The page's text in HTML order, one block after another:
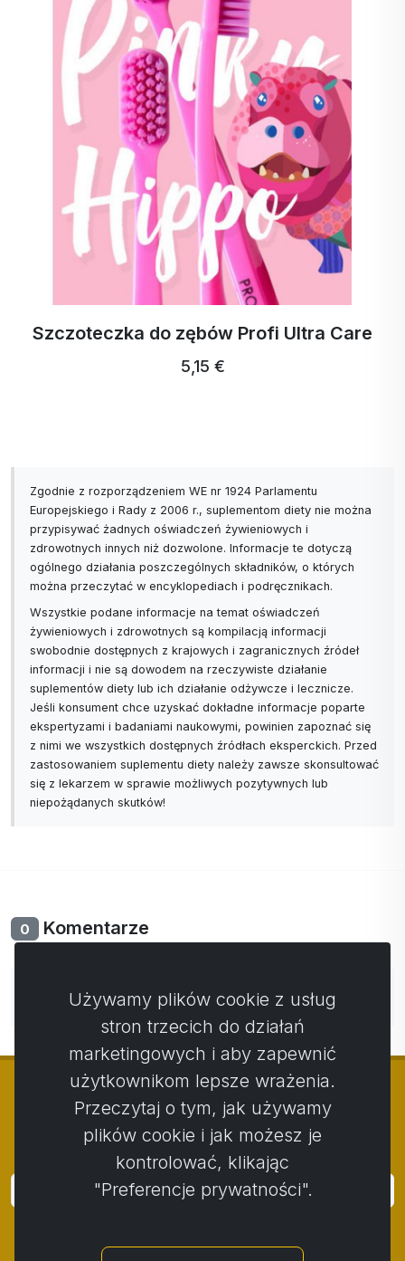
Szczoteczka do zębów Profi Ultra Care
5,15 €
Zgodnie z rozporządzeniem WE nr 1924 Parlamentu
Europejskiego i Rady z 2006 r., suplementom diety nie można
przypisywać żadnych oświadczeń żywieniowych i
zdrowotnych innych niż dozwolone. Informacje te dotyczą
ogólnego działania poszczególnych składników, o których
można przeczytać w encyklopediach i podręcznikach.
Wszystkie podane informacje na temat oświadczeń
żywieniowych i zdrowotnych są kompilacją informacji
swobodnie dostępnych z krajowych i zagranicznych źródeł
informacji i nie są dowodem na rzeczywiste działanie
suplementów diety lub ich działanie odżywcze i lecznicze.
Jeśli konsument chce uzyskać dokładne informacje poparte
ekspertyzami i badaniami naukowymi, powinien zapoznać się
z nimi we wszystkich dostępnych źródłach eksperckich. Przed
zastosowaniem suplementu diety należy zawsze skonsultować
się z lekarzem w sprawie możliwych pozytywnych lub
niepożądanych skutków!
0 Komentarze
komentarzem.
© Copyright 2014 - 2026 Activstar
Zaloguj się
Używamy plików cookie z usług
stron trzecich do działań
marketingowych i aby zapewnić
użytkownikom lepsze wrażenia.
Przeczytaj o tym, jak używamy
plików cookie i jak możesz je
kontrolować, klikając
"Preferencje prywatności".